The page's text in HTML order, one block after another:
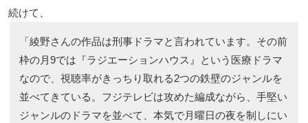
続けて、
「綾野さんの作品は刑事ドラマと言われています。その前
枠の月9では『ラジエーションハウス』という医療ドラマ
なので、視聴率がきっちり取れる2つの鉄壁のジャンルを
並べてきている。フジテレビは攻めた編成ながら、手堅い
ジャンルのドラマを並べて、本気で月曜日の夜を制しにい